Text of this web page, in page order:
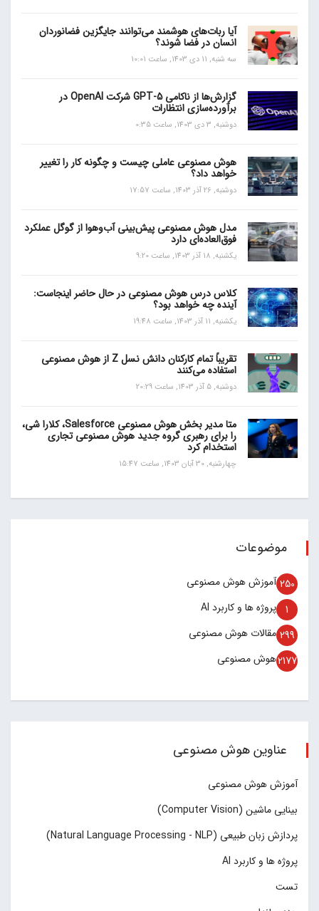
آیا ربات‌های هوشمند می‌توانند جایگزین فضانوردان
انسان در فضا شوند؟
سه شنبه, 11 دی 1403, ساعت 10:01
گزارش‌ها از ناکامی GPT-5 شرکت OpenAI در
برآورده‌سازی انتظارات
دوشنبه, 3 دی 1403, ساعت 0:35
هوش مصنوعی عاملی چیست و چگونه کار را تغییر
خواهد داد؟
دوشنبه, 26 آذر 1403, ساعت 17:57
مدل هوش مصنوعی پیش‌بینی آب‌و‌هوا از گوگل عملکرد
فوق‌العاده‌ای دارد
یکشنبه, 18 آذر 1403, ساعت 9:20
کلاس درس هوش مصنوعی در حال حاضر اینجاست:
آینده چه خواهد بود؟
یکشنبه, 11 آذر 1403, ساعت 19:48
تقریباً تمام کارکنان دانش نسل Z از هوش مصنوعی
استفاده می‌کنند
دوشنبه, 5 آذر 1403, ساعت 20:29
متا مدیر بخش هوش مصنوعی Salesforce، کلارا شی،
را برای رهبری گروه جدید هوش مصنوعی تجاری
استخدام کرد
چهارشنبه, 30 آبان 1403, ساعت 15:47
موضوعات
آموزش هوش مصنوعی 250
پروژه ها و کاربرد AI 1
مقالات هوش مصنوعی 299
هوش مصنوعی2177
عناوین هوش مصنوعی
آموزش هوش مصنوعی
بینایی ماشین (Computer Vision)
پردازش زبان طبیعی (Natural Language Processing - NLP)
پروژه ها و کاربرد AI
تست